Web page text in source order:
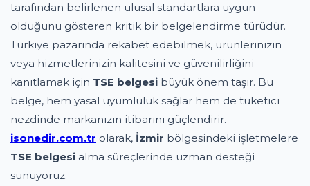
tarafından belirlenen ulusal standartlara uygun
olduğunu gösteren kritik bir belgelendirme türüdür.
Türkiye pazarında rekabet edebilmek, ürünlerinizin
veya hizmetlerinizin kalitesini ve güvenilirliğini
kanıtlamak için TSE belgesi büyük önem taşır. Bu
belge, hem yasal uyumluluk sağlar hem de tüketici
nezdinde markanızın itibarını güçlendirir.
isonedir.com.tr olarak, İzmir bölgesindeki işletmelere
TSE belgesi alma süreçlerinde uzman desteği
sunuyoruz.